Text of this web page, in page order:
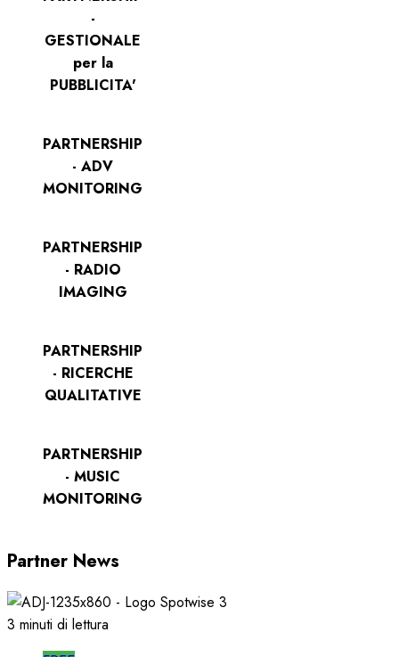
-
GESTIONALE
per la
PUBBLICITA'
PARTNERSHIP
- ADV
MONITORING
PARTNERSHIP
- RADIO
IMAGING
PARTNERSHIP
- RICERCHE
QUALITATIVE
PARTNERSHIP
- MUSIC
MONITORING
Partner News
3 minuti di lettura